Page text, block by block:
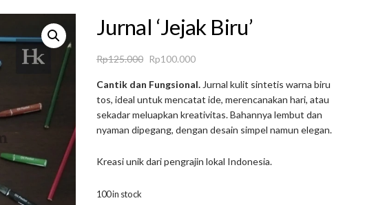
Jurnal ‘Jejak Biru’
Rp125.000 Original
was:
Rp125.000.
Rp100.000Current
is:
Rp100.000.
Cantik dan Fungsional. Jurnal kulit sintetis warna biru
tos, ideal untuk mencatat ide, merencanakan hari, atau
sekadar meluapkan kreativitas. Bahannya lembut dan
nyaman dipegang, dengan desain simpel namun elegan.
Kreasi unik dari pengrajin lokal Indonesia.
100 in stock